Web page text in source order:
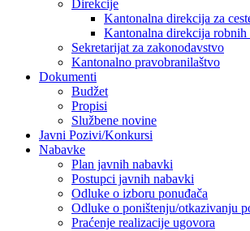
Direkcije
Kantonalna direkcija za
Kantonalna direkcija robnih
Sekretarijat za zakonodavstvo
Kantonalno pravobranilaštvo
Dokumenti
Budžet
Propisi
Službene novine
Javni Pozivi/Konkursi
Nabavke
Plan javnih nabavki
Postupci javnih nabavki
Odluke o izboru ponuđača
Odluke o poništenju/otkazivanju
Praćenje realizacije ugovora